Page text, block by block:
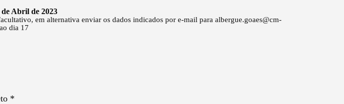
Abril de 2023
em alternativa enviar os dados indicados por e-mail para albergue.goaes@cm-
dia 17
*